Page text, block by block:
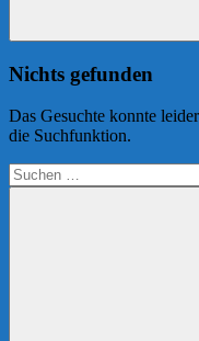
Nichts gefunden
Das Gesuchte konnte
die Suchfunktion.
Suchen
nach: